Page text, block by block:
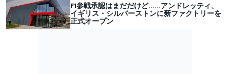
F1参戦承認はまだだけど……アンドレッティ、
イギリス・シルバーストンに新ファクトリーを
正式オープン